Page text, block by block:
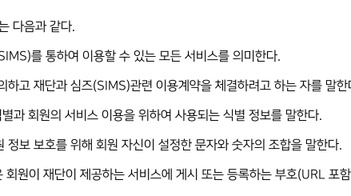
다음과 같다.
를 통하여 이용할 수 있는 모든 서비스를 의미한다.
하고 재단과 심즈(SIMS)관련 이용계약을 체결하려고 하는 자를 말한
과 회원의 서비스 이용을 위하여 사용되는 식별 정보를 말한다.
보 보호를 위해 회원 자신이 설정한 문자와 숫자의 조합을 말한다.
회원이 재단이 제공하는 서비스에 게시 또는 등록하는 부호(URL